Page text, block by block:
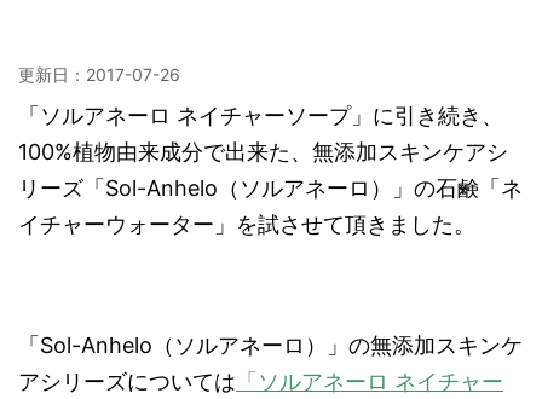
更新日： 2017-07-26
「ソルアネーロ ネイチャーソープ」に引き続き、
100%植物由来成分で出来た、無添加スキンケアシ
リーズ「Sol-Anhelo（ソルアネーロ）」の石鹸「ネ
イチャーウォーター」を試させて頂きました。
「Sol-Anhelo（ソルアネーロ）」の無添加スキンケ
アシリーズについては 「ソルアネーロ ネイチャー